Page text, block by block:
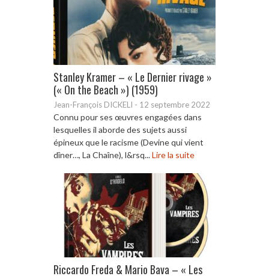
Stanley Kramer – « Le Dernier rivage »
(« On the Beach ») (1959)
Jean-François DICKELI - 12 septembre 2022
Connu pour ses œuvres engagées dans
lesquelles il aborde des sujets aussi
épineux que le racisme (Devine qui vient
dîner…, La Chaîne), l&rsq...Lire la suite
Riccardo Freda & Mario Bava – « Les